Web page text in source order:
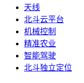
天线
北斗云平台
机械控制
精准农业
智能驾驶
北斗独立定位